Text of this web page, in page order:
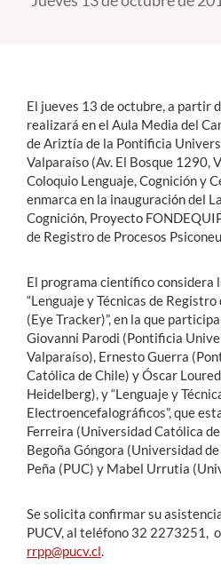
Funcionarios
Alumni
English
El jueves 13 de octubre, a partir
realizará en el Aula Media del
de Ariztía de la Pontificia
Valparaíso (Av. El Bosque 1290,
Coloquio Lenguaje, Cognición y
enmarca en la inauguración del
Cognición, Proyecto
de Registro de Procesos
El programa científico considera
“Lenguaje y Técnicas de
(Eye Tracker)”, en la que
Giovanni Parodi (Pontificia
Valparaíso), Ernesto Guerra
Católica de Chile) y Óscar
Heidelberg), y “Lenguaje y
Electroencefalográficos”, que
Ferreira (Universidad Católica
Begoña Góngora (Universidad
Peña (PUC) y Mabel Urrutia
Se solicita confirmar su
PUCV, al teléfono 32 2273251,
rrpp@pucv.cl.